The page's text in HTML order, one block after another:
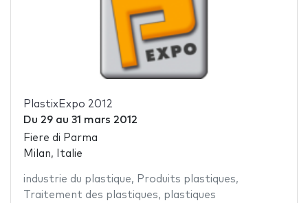
PlastixExpo 2012
Du 29au 31 mars 2012
Fiere di Parma
Milan, Italie
industrie du plastique, Produits plastiques,
Traitement des plastiques, plastiques